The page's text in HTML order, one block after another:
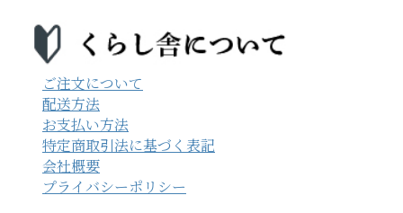
ご注文について
配送方法
お支払い方法
特定商取引法に基づく表記
会社概要
プライバシーポリシー